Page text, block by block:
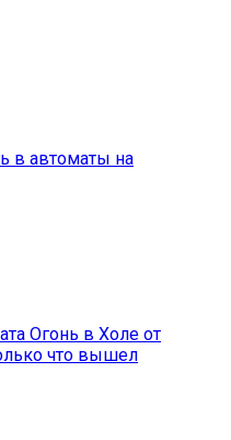
в автоматы на
Огонь в Холе от
что вышел